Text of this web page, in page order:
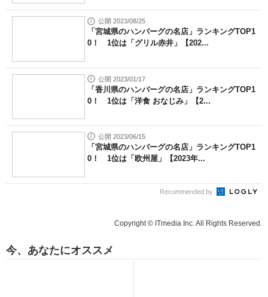
公開 2023/08/25
「宮城県のハンバーグの名店」ランキングTOP1
0！ 1位は「グリル赤井」【202...
公開 2023/01/17
「香川県のハンバーグの名店」ランキングTOP1
0！ 1位は「洋食 おなじみ」【2...
公開 2023/06/15
「宮城県のハンバーグの名店」ランキングTOP1
0！ 1位は「欧州屋」【2023年...
Recommended by
Copyright © ITmedia Inc. All Rights Reserved.
今、あなたにオススメ